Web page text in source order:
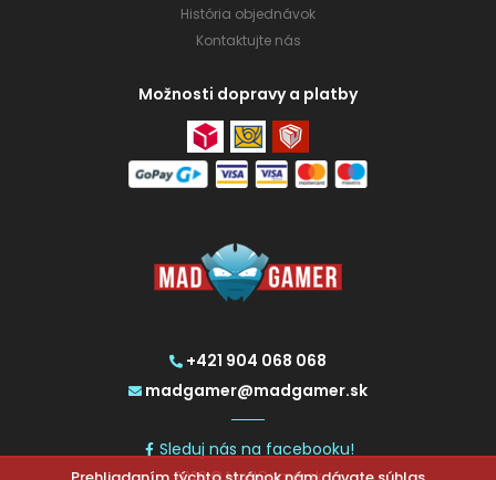
+421 904 068 068
madgamer@madgamer.sk
Sleduj nás na facebooku!
2026 © MadGamer.sk
História objednávok
Kontaktujte nás
Možnosti dopravy a platby